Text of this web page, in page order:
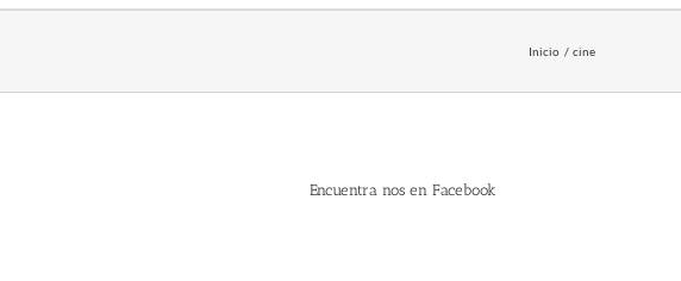
Inicio cine
Encuentra nos en Facebook